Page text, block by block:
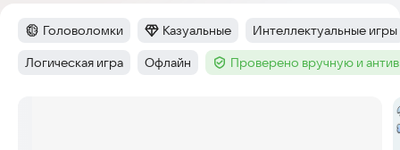
Категория:
Головоломки Категория:
Казуальные Тег:
Интеллектуальные игры
Тег :
Логическая игра Тег:
Офлайн Тег :Проверено вручную и